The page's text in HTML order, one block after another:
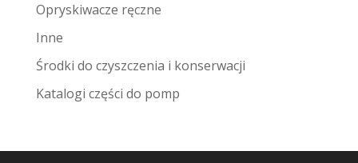
Opryskiwacze ręczne
Inne
Środki do czyszczenia i konserwacji
Katalogi części do pomp